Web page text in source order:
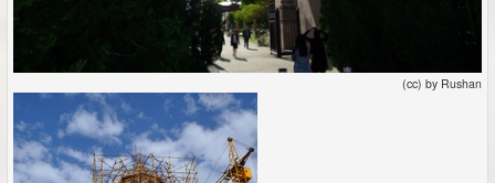
(cc) by Rushan